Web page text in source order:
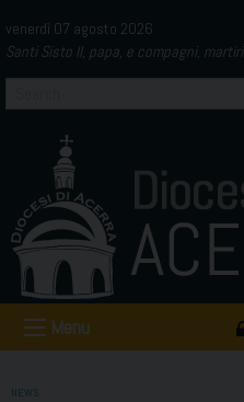
to
content
venerdì 07 agosto 2026
Santi Sisto II, papa, e compagni, martiri
Menu
NEWS